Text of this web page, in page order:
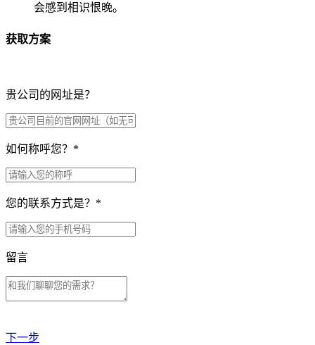
会感到相识恨晚。
获取方案
贵公司的网址是？
如何称呼您？ *
您的联系方式是？ *
留言
下一步